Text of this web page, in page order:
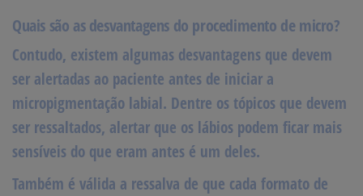
Quais são as desvantagens do procedimento de micro?
Contudo, existem algumas desvantagens que devem
ser alertadas ao paciente antes de iniciar a
micropigmentação labial. Dentre os tópicos que devem
ser ressaltados, alertar que os lábios podem ficar mais
sensíveis do que eram antes é um deles.
Também é válida a ressalva de que cada formato de